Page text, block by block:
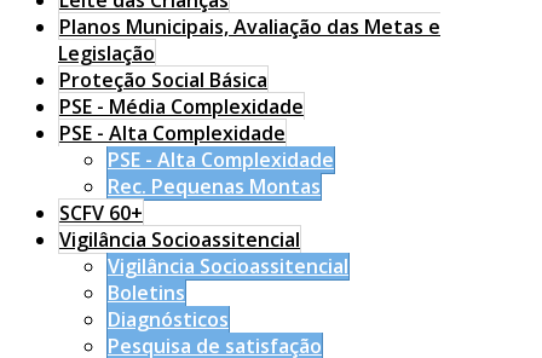
Planos Municipais, Avaliação das Metas e
Legislação
Proteção Social Básica
PSE - Média Complexidade
PSE - Alta Complexidade
PSE - Alta Complexidade
Rec. Pequenas Montas
SCFV 60+
Vigilância Socioassitencial
Vigilância Socioassitencial
Boletins
Diagnósticos
Pesquisa de satisfação